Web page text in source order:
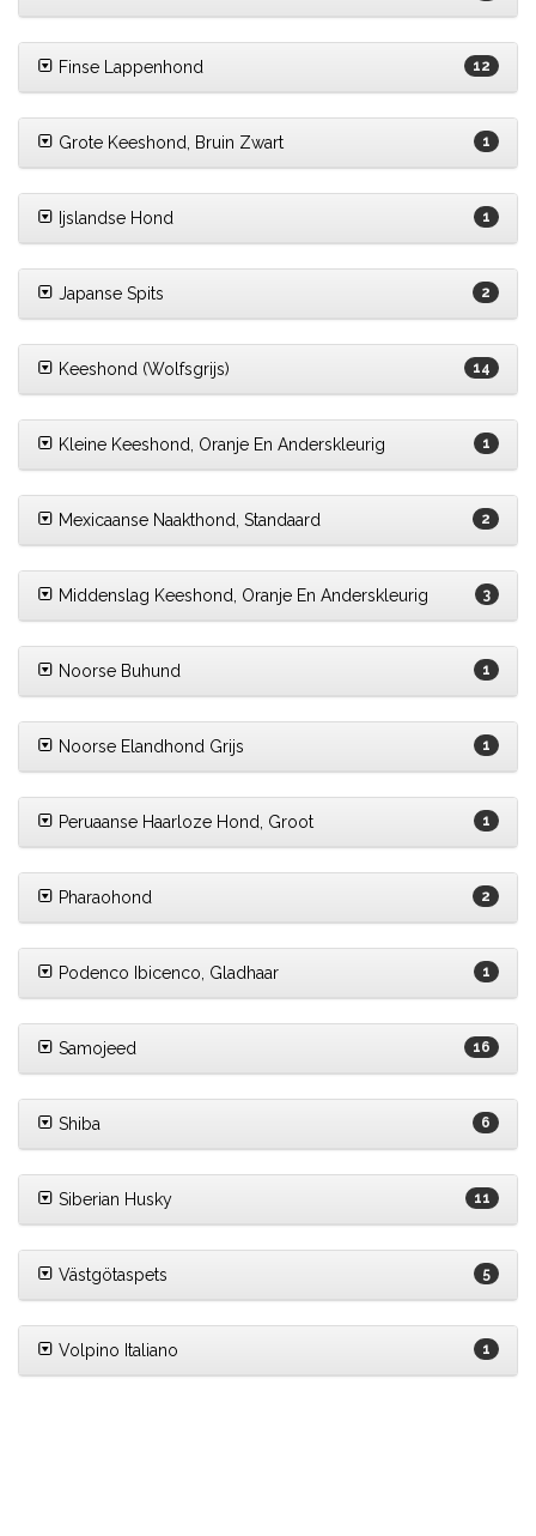
Finse Lappenhond 12
Grote Keeshond, Bruin Zwart 1
Ijslandse Hond 1
Japanse Spits 2
Keeshond (Wolfsgrijs) 14
Kleine Keeshond, Oranje En Anderskleurig 1
Mexicaanse Naakthond, Standaard 2
Middenslag Keeshond, Oranje En Anderskleurig 3
Noorse Buhund 1
Noorse Elandhond Grijs 1
Peruaanse Haarloze Hond, Groot 1
Pharaohond 2
Podenco Ibicenco, Gladhaar 1
Samojeed 16
Shiba 6
Siberian Husky 11
Västgötaspets 5
Volpino Italiano 1